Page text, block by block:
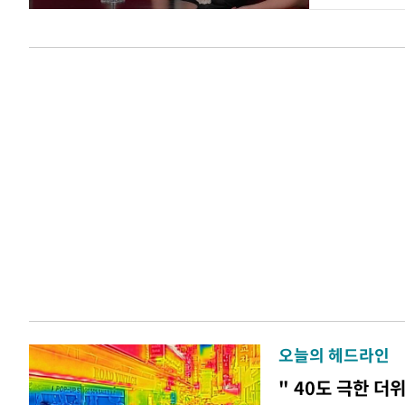
오늘의 헤드라인
" 40도 극한 더